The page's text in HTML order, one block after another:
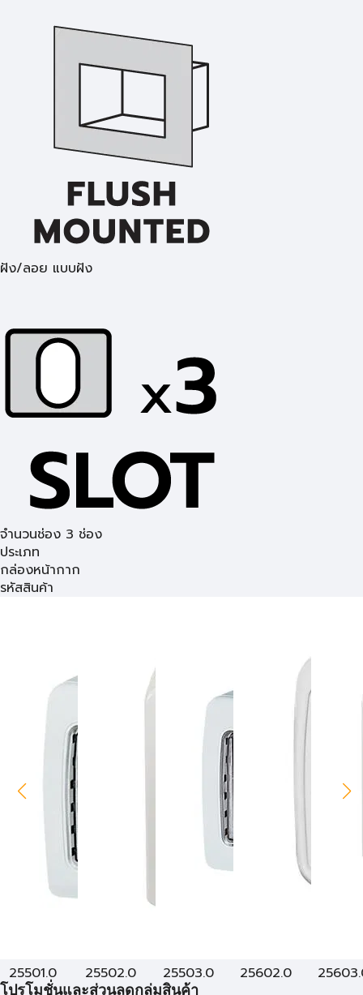
ฝัง/ลอย แบบฝัง
จำนวนช่อง 3 ช่อง
ประเภท
กล่องหน้ากาก
รหัสสินค้า
25501.0 25502.0 25503.0 25602.0
โปรโมชั่นและส่วนลดกลุ่มสินค้า